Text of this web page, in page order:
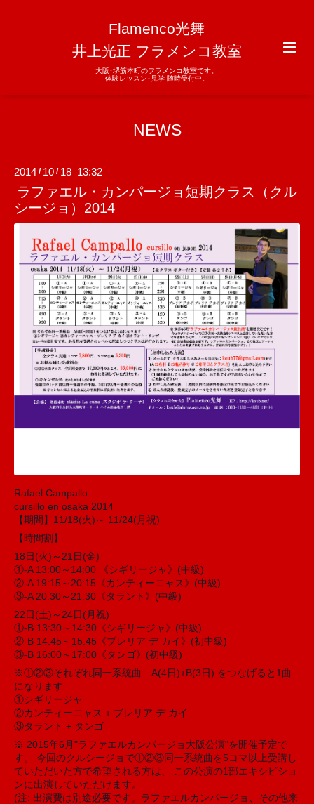
Flamenco光舞
井上光正 フラメンコ教室
大阪･堺筋本町のフラメンコ教室です。
体験レッスン･見学 随時受付中。
NEWS
2014 / 10 / 18 13:32
ラファエル・カンパージョ短期クラス（クル
シージョ）2014
Rafael Campallo
cursillo en osaka 2014
【期間】11/18(火)～ 11/24(月祝)
【時間割】
18日(火)～21日(金)
①-A 13:00～14:00 《シギリージャ》(中級)
②-A 19:15～20:15《カンティーニャス》(中級)
③-A 20:30～21:30《タラント》(中級)
22日(土)～24日(月祝)
①-B 13:30～14:30《シギリージャ》(中級)
②-B 14:45～15:45《ブレリア デ カイ》(初中級)
③-B 16:00～17:00《タンゴ》(初中級)
※①②③それぞれ同一系統曲 A(4日)+B(3日) をつなげると1曲
になります
①シギリージャ
②カンティーニャス + ブレリア デ カイ
③タラント + タンゴ
※ 2015年6月"ラファエルカンパージョ大阪公演"を開催予定で
す。 今回のクルシージョで①②③同一系統曲を5コマ以上受講し
ていただいた方で希望される方は、 この公演の1部エキシビショ
ンに出演していただけます。
(注: 出演費は別途必要です。ラファエルカンパージョ、その他来